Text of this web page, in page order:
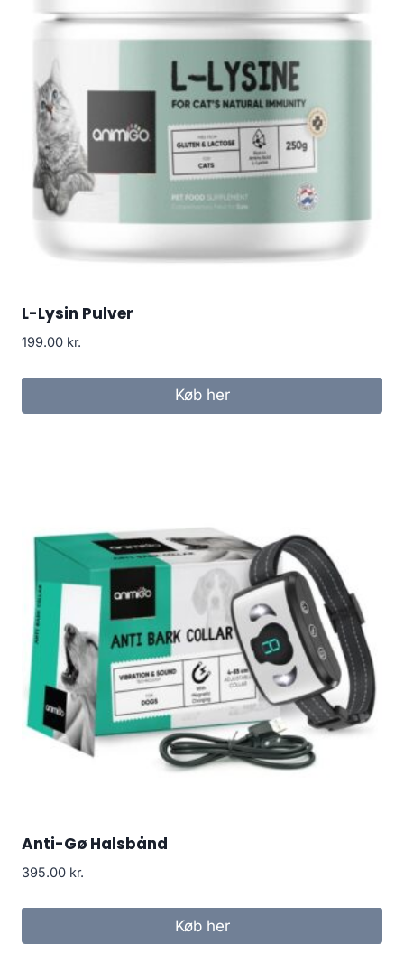
L-Lysin Pulver
199.00 kr.
Køb her
Anti-Gø Halsbånd
395.00 kr.
Køb her